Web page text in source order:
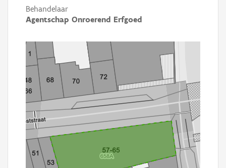
Behandelaar
Agentschap Onroerend Erfgoed